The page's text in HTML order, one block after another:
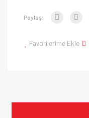
Paylaş:
Favorilerime Ekle